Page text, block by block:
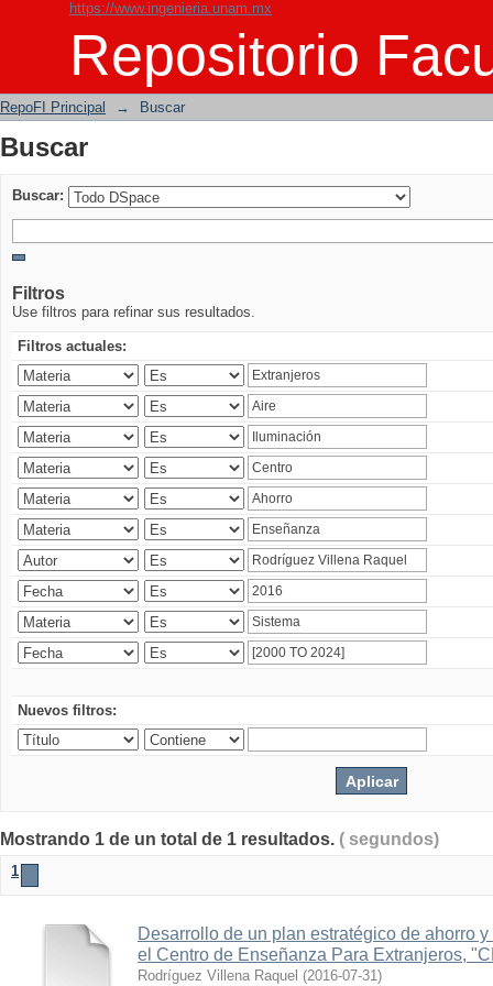
https://www.ingenieria.unam.mx
Repositorio
Buscar
RepoFI Principal → Buscar
Buscar
Buscar:
Filtros
Use filtros para refinar sus resultados.
Filtros actuales:
Nuevos filtros:
Mostrando 1 de un total de 1 resultados. ( segundos)
1
Desarrollo de un plan estratégico de ahorro
el Centro de Enseñanza Para Extranjeros,
Rodríguez Villena Raquel (2016-07-31)